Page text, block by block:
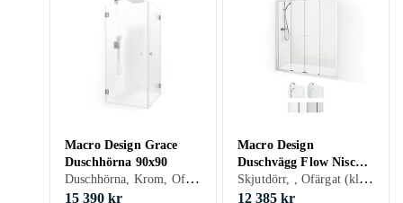
Macro Design Grace
Duschhörna 90x90
Duschhörna, Krom, Ofärgat (klart glas), Grå/Rök/Tonat
15 390 kr
Macro Design
Duschvägg Flow Nisch
4D 150
Skjutdörr, , Ofärgat (klart glas), 150 cm
12 385 kr